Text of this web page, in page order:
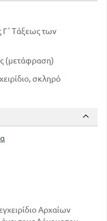
Γ΄ Τάξεως των
(μετάφραση)
σκληρό
Αρχαίων